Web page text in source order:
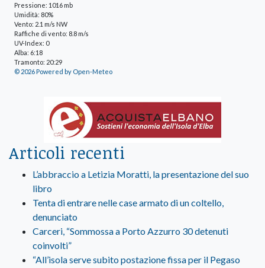
Pressione: 1016 mb
Umidità: 80%
Vento: 2.1 m/s NW
Raffiche di vento: 8.8 m/s
UV-Index: 0
Alba: 6:18
Tramonto: 20:29
© 2026 Powered by Open-Meteo
Articoli recenti
L’abbraccio a Letizia Moratti, la presentazione del suo
libro
Tenta di entrare nelle case armato di un coltello,
denunciato
Carceri, “Sommossa a Porto Azzurro 30 detenuti
coinvolti”
“All’isola serve subito postazione fissa per il Pegaso